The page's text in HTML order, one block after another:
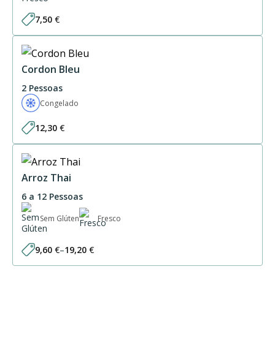
7,50 €
Cordon Bleu
2 Pessoas
Congelado
12,30 €
Arroz Thai
6 a 12 Pessoas
Sem Glúten Fresco
9,60 €–19,20 €
Price
range: